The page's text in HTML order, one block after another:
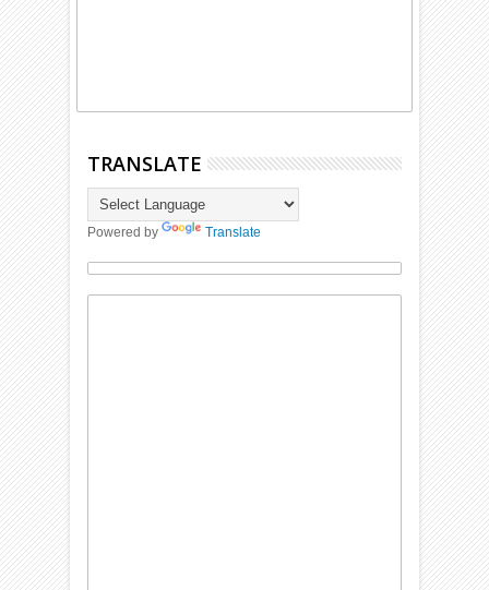
TRANSLATE
Powered by Translate